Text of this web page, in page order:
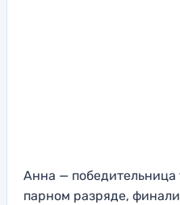
Анна — победительница
парном разряде,